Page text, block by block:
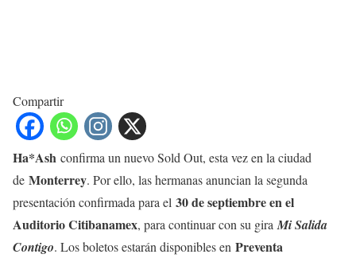
Compartir
Ha*Ash confirma un nuevo Sold Out, esta vez en la ciudad
de Monterrey. Por ello, las hermanas anuncian la segunda
presentación confirmada para el 30 de septiembre en el
Auditorio Citibanamex, para continuar con su gira Mi Salida
Contigo. Los boletos estarán disponibles en Preventa